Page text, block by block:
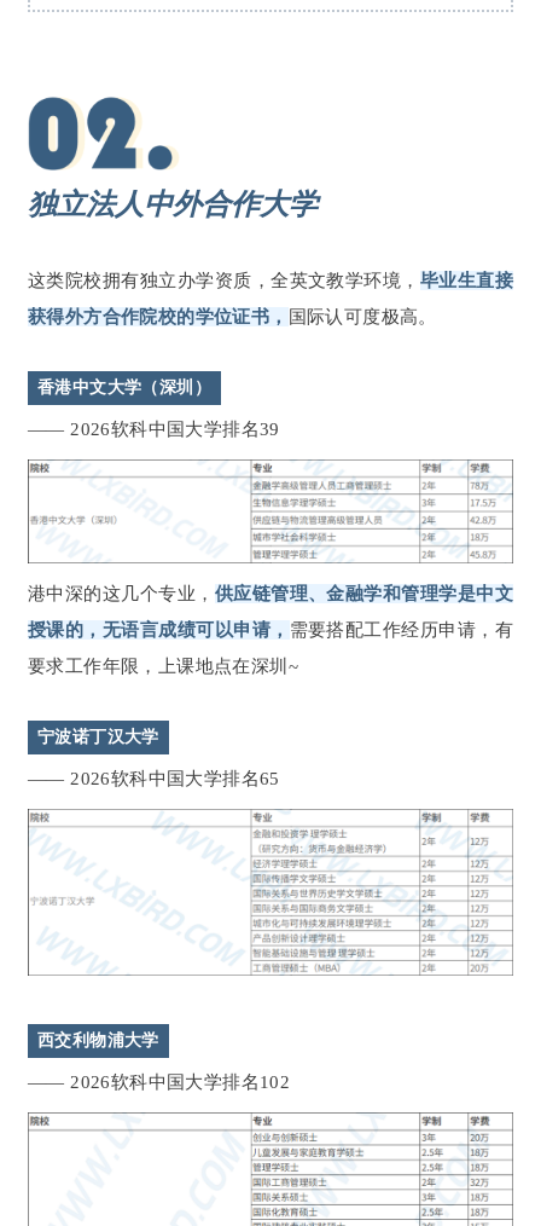
独立法人中外合作大学
这类院校拥有独立办学资质，全英文教学环境， 毕业生直接
获得外方合作院校的学位证书， 国际认可度极高。
香港中文大学（深圳）
—— 2026软科中国大学排名39
港中深的这几个专业， 供应链管理、金融学和管理学是中文
授课的，无语言成绩可以申请， 需要搭配工作经历申请，有
要求工作年限，上课地点在深圳~
宁波诺丁汉大学
—— 2026软科中国大学排名65
西交利物浦大学
—— 2026软科中国大学排名102